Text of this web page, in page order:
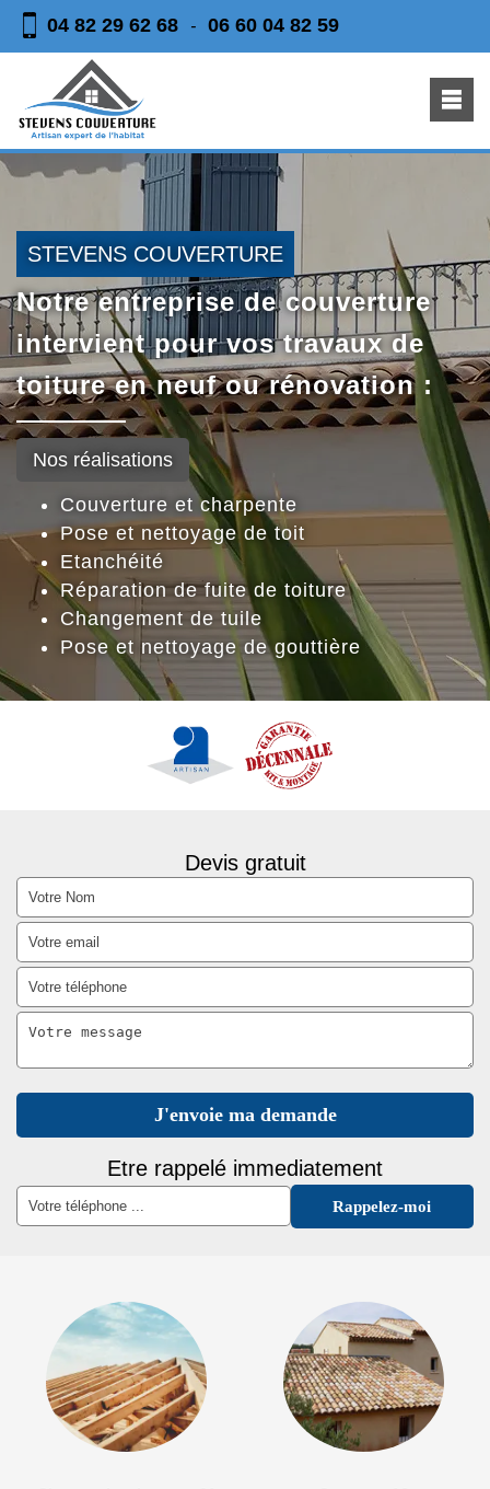
04 82 29 62 68 - 06 60 04 82 59
STEVENS COUVERTURE
Notre entreprise de couverture
intervient pour vos travaux de
toiture en neuf ou rénovation :
Nos réalisations
Couverture et charpente
Pose et nettoyage de toit
Etanchéité
Réparation de fuite de toiture
Changement de tuile
Pose et nettoyage de gouttière
Devis gratuit
Etre rappelé immediatement